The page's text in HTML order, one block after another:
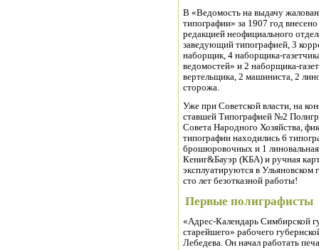
В «Ведомость на выдачу
типографии» за 1907 год
редакцией неофициального
заведующий типографией, 3
наборщик, 4 наборщика-
ведомостей» и 2 наборщика-
вертельщика, 2 машиниста, 2
сторожа.
Уже при Советской власти, на
ставшей Типографией №2
Совета Народного Хозяйства,
типографии находились 6
брошюровочных и 1
Кениг&Бауэр (КБА) и ручная
эксплуатируются в Ульяновском
сто лет безотказной работы!
Первые полиграфисты
«Адрес-Календарь Симбирской
старейшего» рабочего
Лебедева. Он начал работать